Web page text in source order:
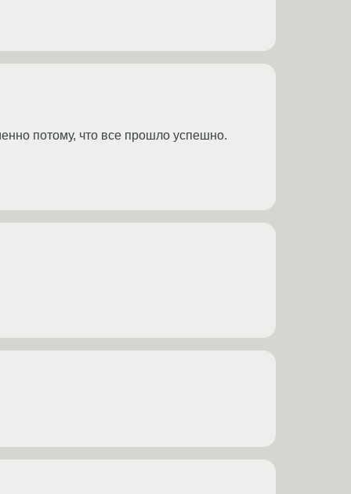
потому, что все прошло успешно.